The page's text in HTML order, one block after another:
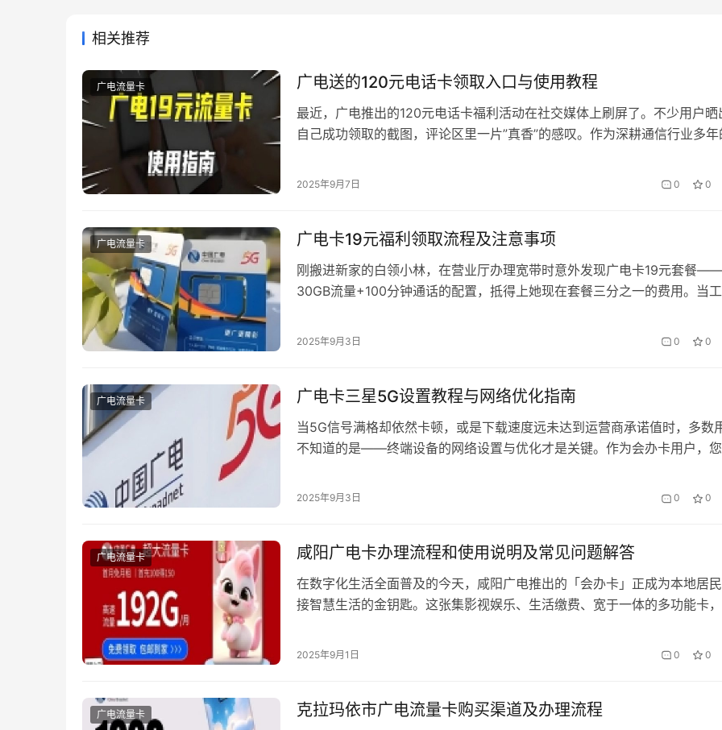
相关推荐
广电流量卡 广电送的120元电话卡领取入口与使用教程
最近，广电推出的120元电话卡福利活动在社交媒体上刷屏了。不少用户晒
自己成功领取的截图，评论区里一片”真香”的感叹。作为深耕通信行业多年
满满。今天就来详细拆解这个活动，手把手教你如何薅到这波羊毛。 一、
2025年9月7日 0 0
广电流量卡 广电卡19元福利领取流程及注意事项
刚搬进新家的白领小林，在营业厅办理宽带时意外发现广电卡19元套餐——
30GB流量+100分钟通话的配置，抵得上她现在套餐三分之一的费用。当
现在就能办吗？” 一、福利领取全流程拆解 不同于传统运营商复杂的领券流
2025年9月3日 0 0
广电流量卡 广电卡三星5G设置教程与网络优化指南
当5G信号满格却依然卡顿，或是下载速度远未达到运营商承诺值时，多数
不知道的是——终端设备的网络设置与优化才是关键。作为会办卡用户，
些技术红利。 一、三星设备的5G网络基础配置 在「设置-连接-移动网络」
2025年9月3日 0 0
广电流量卡 咸阳广电卡办理流程和使用说明及常见问题解答
在数字化生活全面普及的今天，咸阳广电推出的「会办卡」正成为本地居
接智慧生活的金钥匙。这张集影视娱乐、生活缴费、宽于一体的多功能卡
步搞定会办卡办理 办理会办卡的过程比想象中更为简单：线上预约-资料
2025年9月1日 0 0
广电流量卡 克拉玛依市广电流量卡购买渠道及办理流程